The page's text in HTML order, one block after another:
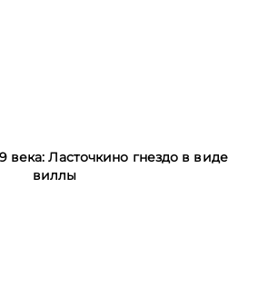
века: Ласточкино гнездо в виде
виллы